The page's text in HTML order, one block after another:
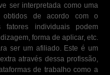
ser interpretada como uma
obtidos de acordo com o
individuais podem
forma de aplicar, etc.
ser um afiliado. Este é um
através dessa profissão,
de trabalho como a